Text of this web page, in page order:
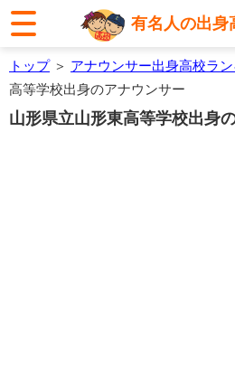
有名人の出身
トップ＞ アナウンサー出身高校ラ
高等学校出身のアナウンサー
山形県立山形東高等学校出身